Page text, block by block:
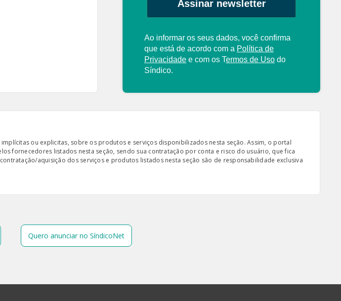
Assinar newsletter
Ao informar os seus dados, você confirma
que está de acordo com a Política de
Privacidade e com os Termos de Uso do
Síndico.
ou explicitas, sobre os produtos e serviços disponibilizados nesta seção. Assim, o portal
fornecedores listados nesta seção, sendo sua contratação por conta e risco do usuário, que fica
aquisição dos serviços e produtos listados nesta seção são de responsabilidade exclusiva
Quero anunciar no SíndicoNet